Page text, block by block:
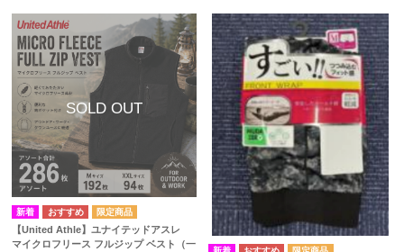
【United Athle】ユナイテッドアスレ
マイクロフリース フルジップ ベスト（一